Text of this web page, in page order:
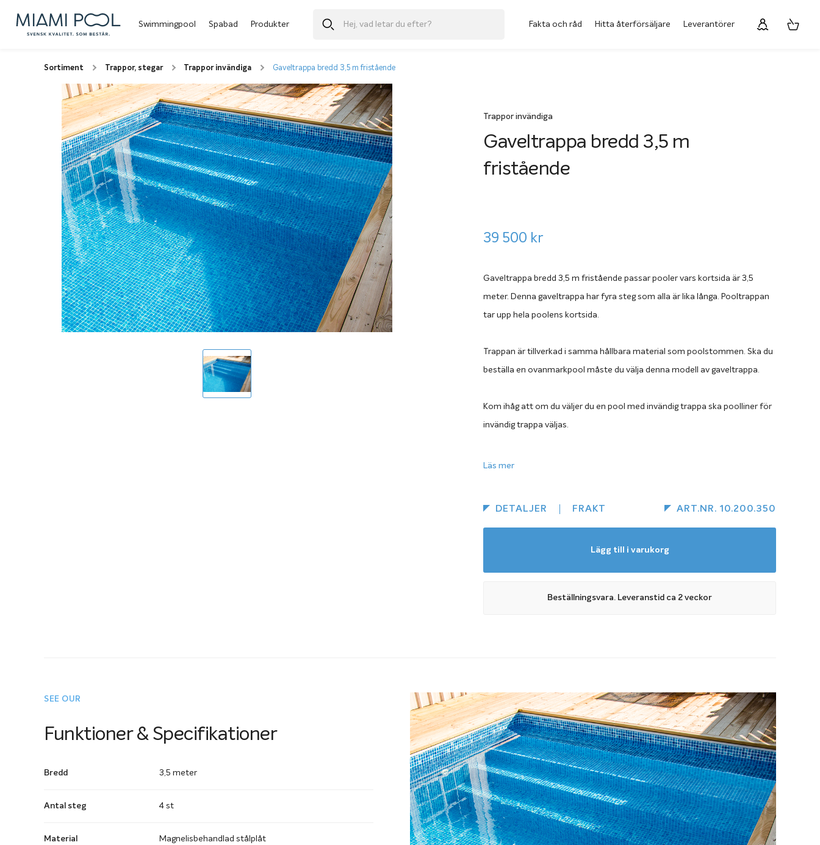
Swimmingpool Spabad Produkter Fakta och råd Hitta återförsäljare Leverantörer
Sortiment Trappor, stegar Trappor invändiga Gaveltrappa bredd 3,5 m fristående
Trappor invändiga
Gaveltrappa bredd 3,5 m
fristående
39 500 kr
Gaveltrappa bredd 3,5 m fristående passar pooler vars kortsida är 3,5
meter. Denna gaveltrappa har fyra steg som alla är lika långa. Pooltrappan
tar upp hela poolens kortsida.
Trappan är tillverkad i samma hållbara material som poolstommen. Ska du
beställa en ovanmarkpool måste du välja denna modell av gaveltrappa.
Kom ihåg att om du väljer du en pool med invändig trappa ska poolliner för
invändig trappa väljas.
Lika hållbar som stommen
Ytterligare en fördel med en invändig trappa är att den är enkel att
montera i samband med poolbygget och att du kan använda vanliga
standardpoolskydd till poolen. Det behövs alltså ingen extra trappflik vilket
gör att utbudet på poolskydd att välja mellan ökar.
Hur stor trappa behöver jag?
Den invändiga gaveltrappan passar till alla våra rektangulära pooler.
Läs mer
DETALJER FRAKT ART.NR. 10.200.350
Lägg till i varukorg
Beställningsvara. Leveranstid ca 2 veckor
SEE OUR
Funktioner & Specifikationer
Bredd 3,5 meter
Antal steg 4 st
Material Magnelisbehandlad stålplåt